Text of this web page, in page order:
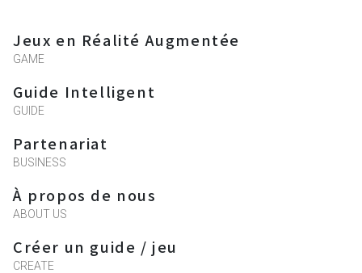
Jeux en Réalité Augmentée
GAME
Guide Intelligent
GUIDE
Partenariat
BUSINESS
À propos de nous
ABOUT US
Créer un guide / jeu
CREATE